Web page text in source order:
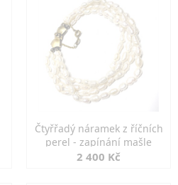
Čtyřřadý náramek z říčních
perel - zapínání mašle
2 400 Kč